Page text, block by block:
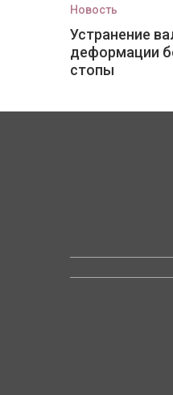
Новость
Устранение
деформации
стопы